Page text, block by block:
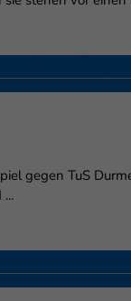
gegen TuS
von Videoplattformen
Wenn Cookies von
Inhalte keiner